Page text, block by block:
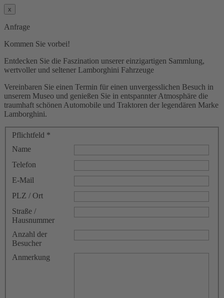
x
Anfrage
Kommen Sie vorbei!
Entdecken Sie die Faszination unserer einzigartigen Sammlung,
wertvoller und seltener Lamborghini Fahrzeuge
Vereinbaren Sie einen Termin für einen unvergesslichen Besuch in
unserem Museo und genießen Sie in entspannter Atmosphäre die
traumhaft schönen Automobile und Traktoren der legendären Marke
Lamborghini.
Pflichtfeld *
Name
Telefon
E-Mail
PLZ / Ort
Straße /
Hausnummer
Anzahl der
Besucher
Anmerkung